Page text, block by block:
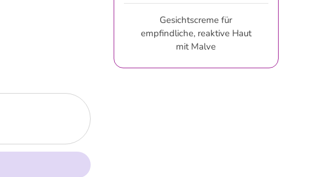
Gesichtscreme für
empfindliche, reaktive Haut
mit Malve